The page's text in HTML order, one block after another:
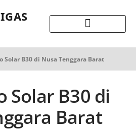
Solar B30 di Nusa Tenggara Barat
Solar B30 di
Barat